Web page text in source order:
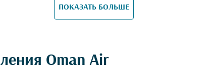
ПОКАЗАТЬ БОЛЬШЕ
Oman Air